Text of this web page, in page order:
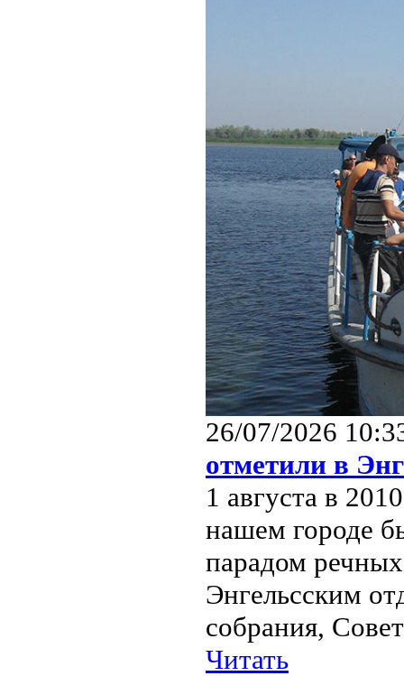
26/07/2026
отметили в
1 августа в
нашем городе
парадом
Энгельсским
собрания,
Читать